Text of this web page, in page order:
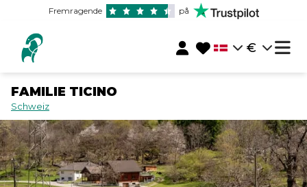
Fremragende på
€
FAMILIE TICINO
Schweiz